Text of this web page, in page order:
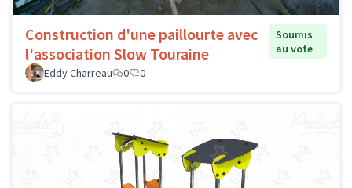
Construction d'une paillourte avec
l'association Slow Touraine
Soumis
au vote
Eddy Charreau
0 0